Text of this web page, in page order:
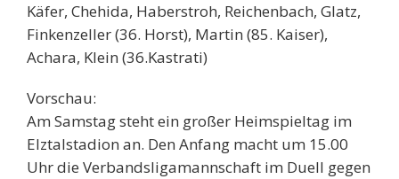
Käfer, Chehida, Haberstroh, Reichenbach, Glatz,
Finkenzeller (36. Horst), Martin (85. Kaiser),
Achara, Klein (36.Kastrati)
Vorschau:
Am Samstag steht ein großer Heimspieltag im
Elztalstadion an. Den Anfang macht um 15.00
Uhr die Verbandsligamannschaft im Duell gegen